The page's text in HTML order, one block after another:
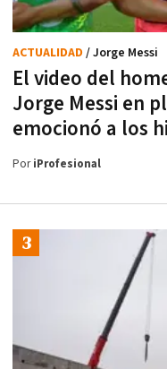
El video del
Jorge Messi en
emocionó a los
ACTUALIDAD / Jorge Messi
PoriProfesional